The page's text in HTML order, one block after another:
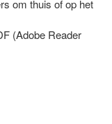
om thuis of op het
(Adobe Reader